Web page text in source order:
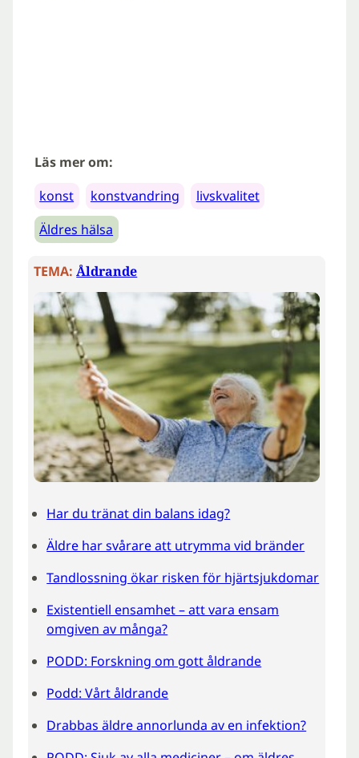
Läs mer om:
konst
konstvandring
livskvalitet
Äldres hälsa
TEMA: Åldrande
Har du tränat din balans idag?
Äldre har svårare att utrymma vid bränder
Tandlossning ökar risken för hjärtsjukdomar
Existentiell ensamhet – att vara ensam
omgiven av många?
PODD: Forskning om gott åldrande
Podd: Vårt åldrande
Drabbas äldre annorlunda av en infektion?